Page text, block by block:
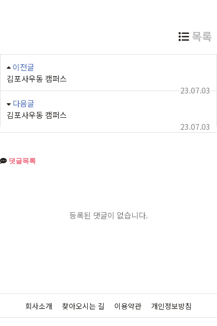
목록
이전글
김포사우동 캠퍼스
23.07.03
다음글
김포사우동 캠퍼스
23.07.03
댓글목록
등록된 댓글이 없습니다.
회사소개 찾아오시는 길 이용약관 개인정보방침